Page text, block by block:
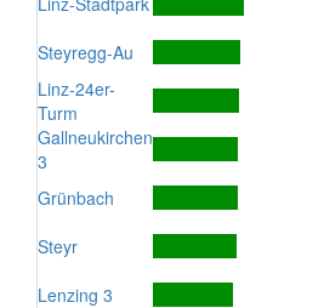
Steyregg-Au
Linz-24er-
Turm
Gallneukirchen
3
Grünbach
Steyr
Lenzing 3